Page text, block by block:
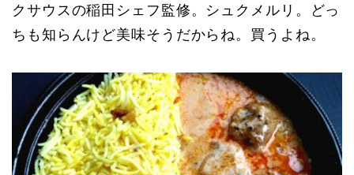
クサウスの稲田シェフ監修。シュクメルリ。どっ
ちも知らんけど美味そうだからね。買うよね。